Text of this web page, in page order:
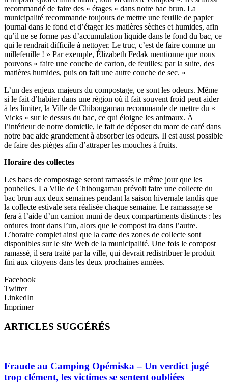
recommandé de faire des « étages » dans notre bac brun. La
municipalité recommande toujours de mettre une feuille de papier
journal dans le fond et d’étager les matières sèches et humides, afin
qu’il ne se forme pas d’accumulation liquide dans le fond du bac, ce
qui le rendrait difficile à nettoyer. Le truc, c’est de faire comme un
millefeuille ! » Par exemple, Élizabeth Fedak mentionne que nous
pouvons « faire une couche de carton, de feuilles; par la suite, des
matières humides, puis on fait une autre couche de sec. »
L’un des enjeux majeurs du compostage, ce sont les odeurs. Même
si le fait d’habiter dans une région où il fait souvent froid peut aider
à les limiter, la Ville de Chibougamau recommande de mettre du «
Vicks » sur le dessus du bac, ce qui éloigne les animaux. À
l’intérieur de notre domicile, le fait de déposer du marc de café dans
notre bac aide grandement à absorber les odeurs. Il est aussi possible
de faire des pièges afin d’attraper les mouches à fruits.
Horaire des collectes
Les bacs de compostage seront ramassés le même jour que les
poubelles. La Ville de Chibougamau prévoit faire une collecte du
bac brun aux deux semaines pendant la saison hivernale tandis que
la collecte estivale sera réalisée chaque semaine. Le ramassage se
fera à l’aide d’un camion muni de deux compartiments distincts : les
ordures iront dans l’un, alors que le compost ira dans l’autre.
L’horaire complet ainsi que la carte des zones de collecte sont
disponibles sur le site Web de la municipalité. Une fois le compost
ramassé, il sera traité par la ville, qui devrait redistribuer le produit
fini aux citoyens dans les deux prochaines années.
Facebook
Twitter
LinkedIn
Imprimer
ARTICLES SUGGÉRÉS
Fraude au Camping Opémiska – Un verdict jugé
trop clément, les victimes se sentent oubliées